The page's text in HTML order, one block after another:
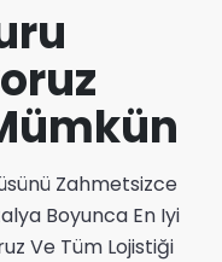
Zahmetsizce
Boyunca En Iyi
Ve Tüm Lojistiği